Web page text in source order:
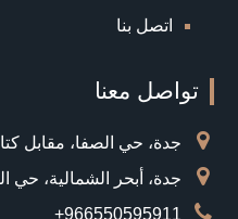
اتصل بنا
تواصل معنا
جدة، حي الصفا، مقابل
جدة، أبحر الشمالية، حي
966550595911+